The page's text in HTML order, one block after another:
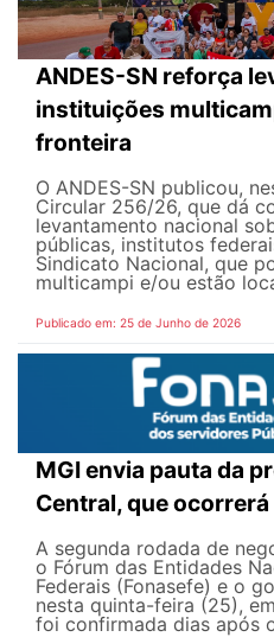
ANDES-SN reforça
instituições
fronteira
O ANDES-SN publicou,
Circular 256/26, que dá
levantamento nacional
públicas, institutos
Sindicato Nacional, que
multicampi e/ou estão
Publicado em: 25 de Junho de 2026
MGI envia pauta da
Central, que
A segunda rodada de
o Fórum das Entidades
Federais (Fonasefe) e o
nesta quinta-feira (25),
foi confirmada dias após